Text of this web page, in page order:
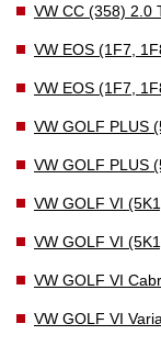
VW CC (358) 2.0
VW EOS (1F7,
VW EOS (1F7,
VW GOLF PLUS
VW GOLF PLUS
VW GOLF VI
VW GOLF VI
VW GOLF VI
VW GOLF VI